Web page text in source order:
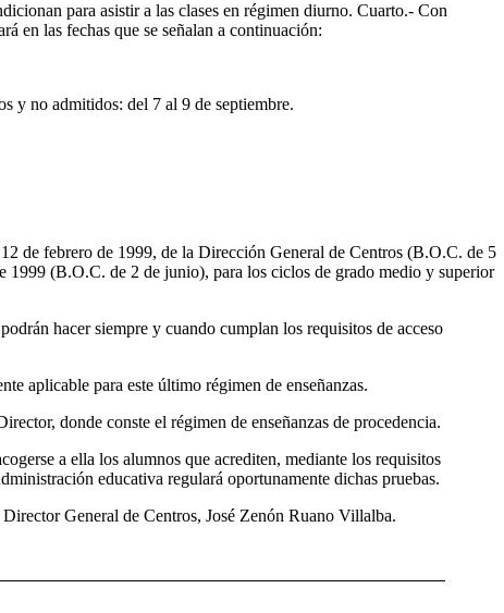
para asistir a las clases en régimen diurno. Cuarto.- Con
en las fechas que se señalan a continuación:
y no admitidos: del 7 al 9 de septiembre.
de febrero de 1999, de la Dirección General de Centros (B.O.C. de 5
1999 (B.O.C. de 2 de junio), para los ciclos de grado medio y superior
hacer siempre y cuando cumplan los requisitos de acceso
aplicable para este último régimen de enseñanzas.
donde conste el régimen de enseñanzas de procedencia.
a ella los alumnos que acrediten, mediante los requisitos
educativa regulará oportunamente dichas pruebas.
General de Centros, José Zenón Ruano Villalba.